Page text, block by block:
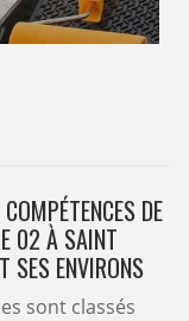
DE
02 À SAINT
SES ENVIRONS
sont classés